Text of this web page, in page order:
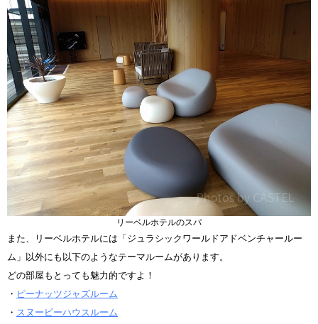
リーベルホテルのスパ
また、リーベルホテルには「ジュラシックワールドアドベンチャールー
ム」以外にも以下のようなテーマルームがあります。
どの部屋もとっても魅力的ですよ！
・ ピーナッツジャズルーム
・ スヌーピーハウスルーム